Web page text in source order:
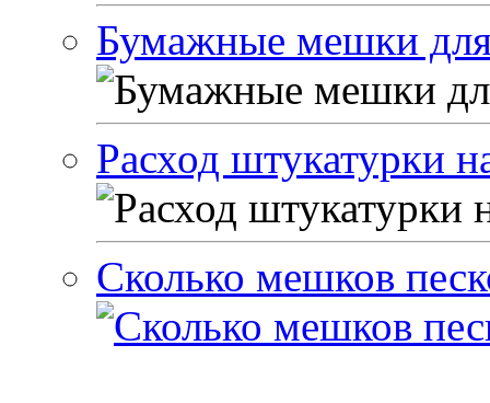
Бумажные мешки
Расход штукатурки
Сколько мешков